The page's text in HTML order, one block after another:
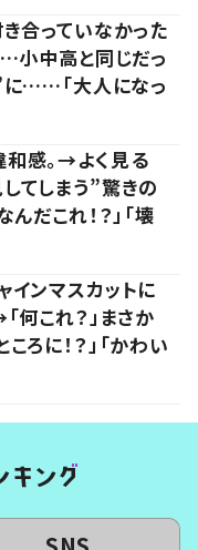
き合っていなかった
小中高と同じだっ
……「大人になっ
感。→よく見る
てしまう”驚きの
だこれ！？」「壊
インマスカットに
何これ？」まさか
ろに！？」「かわい